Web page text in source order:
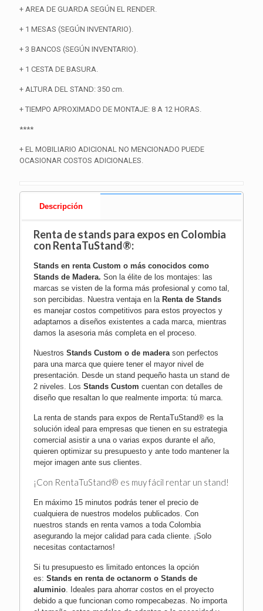
+ AREA DE GUARDA SEGÚN EL RENDER.
+ 1 MESAS (SEGÚN INVENTARIO).
+ 3 BANCOS (SEGÚN INVENTARIO).
+ 1 CESTA DE BASURA.
+ ALTURA DEL STAND: 350 cm.
+ TIEMPO APROXIMADO DE MONTAJE: 8 A 12 HORAS.
****
+ EL MOBILIARIO ADICIONAL NO MENCIONADO PUEDE
OCASIONAR COSTOS ADICIONALES.
Descripción
Renta de stands para expos en Colombia
con RentaTuStand®:
Stands en renta Custom o más conocidos como
Stands de Madera. Son la élite de los montajes: las
marcas se visten de la forma más profesional y como tal,
son percibidas. Nuestra ventaja en la Renta de Stands
es manejar costos competitivos para estos proyectos y
adaptarnos a diseños existentes a cada marca, mientras
damos la asesoria más completa en el proceso.
Nuestros Stands Custom o de maderason perfectos
para una marca que quiere tener el mayor nivel de
presentación. Desde un stand pequeño hasta un stand de
2 niveles. Los Stands Custom cuentan con detalles de
diseño que resaltan lo que realmente importa: tú marca.
La renta de stands para expos de RentaTuStand® es la
solución ideal para empresas que tienen en su estrategia
comercial asistir a una o varias expos durante el año,
quieren optimizar su presupuesto y ante todo mantener la
mejor imagen ante sus clientes.
¡Con RentaTuStand® es muy fácil rentar un stand!
En máximo 15 minutos podrás tener el precio de
cualquiera de nuestros modelos publicados. Con
nuestros stands en renta vamos a toda Colombia
asegurando la mejor calidad para cada cliente. ¡Solo
necesitas contactarnos!
Si tu presupuesto es limitado entonces la opción
es: Stands en renta de octanorm o Stands de
aluminio. Ideales para ahorrar costos en el proyecto
debido a que funcionan como rompecabezas. No importa